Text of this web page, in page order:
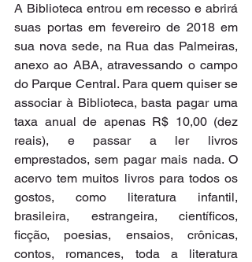
A Biblioteca entrou em recesso e abrirá
suas portas em fevereiro de 2018 em
sua nova sede, na Rua das Palmeiras,
anexo ao ABA, atravessando o campo
do Parque Central. Para quem quiser se
associar à Biblioteca, basta pagar uma
taxa anual de apenas R$ 10,00 (dez
reais), e passar a ler livros
emprestados, sem pagar mais nada. O
acervo tem muitos livros para todos os
gostos, como literatura infantil,
brasileira, estrangeira, científicos,
ficção, poesias, ensaios, crônicas,
contos, romances, toda a literatura